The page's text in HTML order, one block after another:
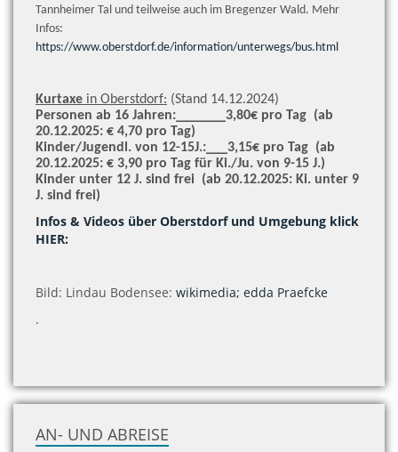
Tannheimer Tal und teilweise auch im Bregenzer Wald. Mehr
Infos:
https://www.oberstdorf.de/information/unterwegs/bus.html
Kurtaxe in Oberstdorf: (Stand 14.12.2024)
Personen ab 16 Jahren:_______3,80€ pro Tag (ab
20.12.2025: € 4,70 pro Tag)
Kinder/Jugendl. von 12-15J.:___3,15€ pro Tag (ab
20.12.2025: € 3,90 pro Tag für Ki./Ju. von 9-15 J.)
Kinder unter 12 J. sind frei (ab 20.12.2025: Ki. unter 9
J. sind frei)
Infos & Videos über Oberstdorf und Umgebung klick
HIER:
Bild: Lindau Bodensee: wikimedia; edda Praefcke
.
AN- UND ABREISE